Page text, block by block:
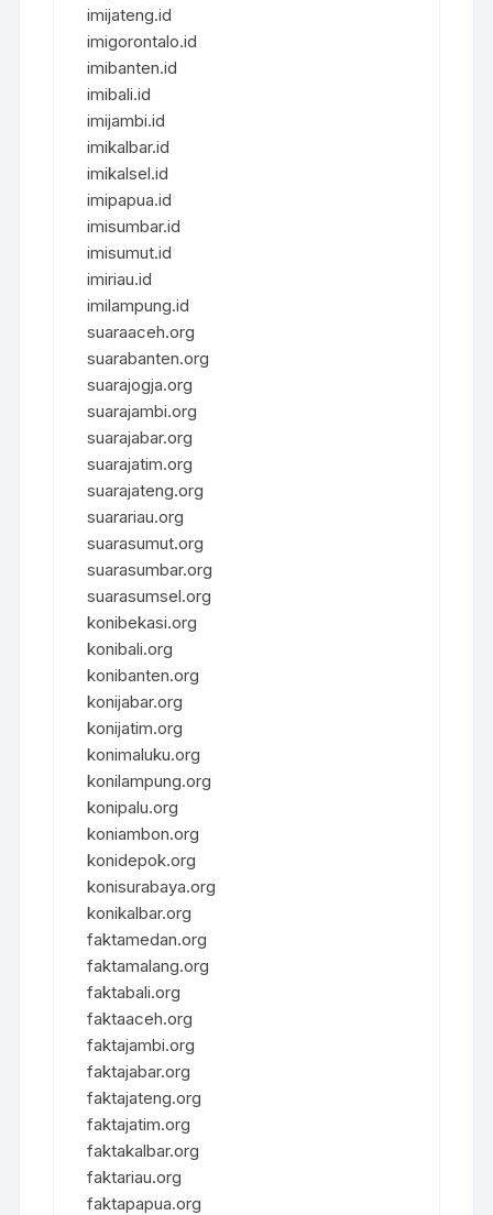
imijateng.id
imigorontalo.id
imibanten.id
imibali.id
imijambi.id
imikalbar.id
imikalsel.id
imipapua.id
imisumbar.id
imisumut.id
imiriau.id
imilampung.id
suaraaceh.org
suarabanten.org
suarajogja.org
suarajambi.org
suarajabar.org
suarajatim.org
suarajateng.org
suarariau.org
suarasumut.org
suarasumbar.org
suarasumsel.org
konibekasi.org
konibali.org
konibanten.org
konijabar.org
konijatim.org
konimaluku.org
konilampung.org
konipalu.org
koniambon.org
konidepok.org
konisurabaya.org
konikalbar.org
faktamedan.org
faktamalang.org
faktabali.org
faktaaceh.org
faktajambi.org
faktajabar.org
faktajateng.org
faktajatim.org
faktakalbar.org
faktariau.org
faktapapua.org